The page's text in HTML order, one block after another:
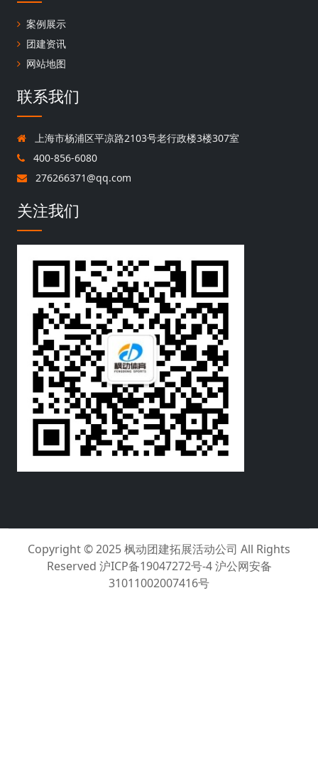
案例展示
团建资讯
网站地图
联系我们
上海市杨浦区平凉路2103号老行政楼3楼307室
400-856-6080
276266371@qq.com
关注我们
Copyright © 2025枫动团建拓展活动公司 All Rights
Reserved 沪ICP备19047272号-4 沪公网安备
31011002007416号